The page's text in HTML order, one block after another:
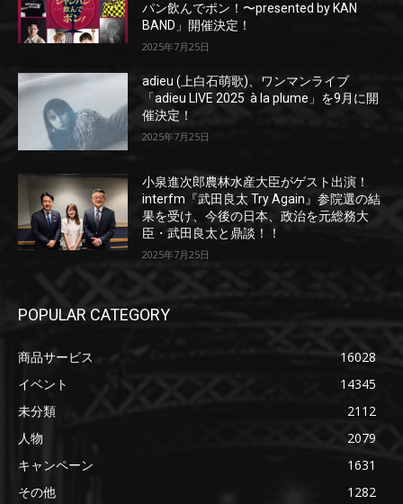
パン飲んでポン！〜presented by KAN
BAND」開催決定！
2025年7月25日
adieu (上白石萌歌)、ワンマンライブ
「adieu LIVE 2025 à la plume」を9月に開
催決定！
2025年7月25日
小泉進次郎農林水産大臣がゲスト出演！
interfm『武田良太 Try Again』参院選の結
果を受け、今後の日本、政治を元総務大
臣・武田良太と鼎談！！
2025年7月25日
POPULAR CATEGORY
商品サービス
16028
イベント
14345
未分類
2112
人物
2079
キャンペーン
1631
その他
1282